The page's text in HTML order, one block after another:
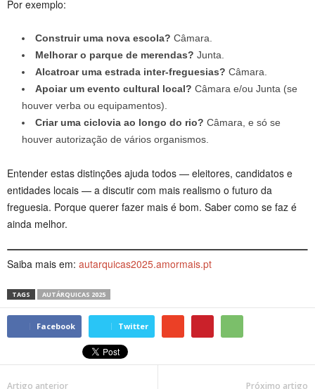
Por exemplo:
Construir uma nova escola? Câmara.
Melhorar o parque de merendas? Junta.
Alcatroar uma estrada inter-freguesias? Câmara.
Apoiar um evento cultural local? Câmara e/ou Junta (se
houver verba ou equipamentos).
Criar uma ciclovia ao longo do rio? Câmara, e só se
houver autorização de vários organismos.
Entender estas distinções ajuda todos — eleitores, candidatos e
entidades locais — a discutir com mais realismo o futuro da
freguesia. Porque querer fazer mais é bom. Saber como se faz é
ainda melhor.
Saiba mais em: autarquicas2025.amormais.pt
TAGS AUTÁRQUICAS 2025
Facebook Twitter
Artigo anterior Próximo artigo